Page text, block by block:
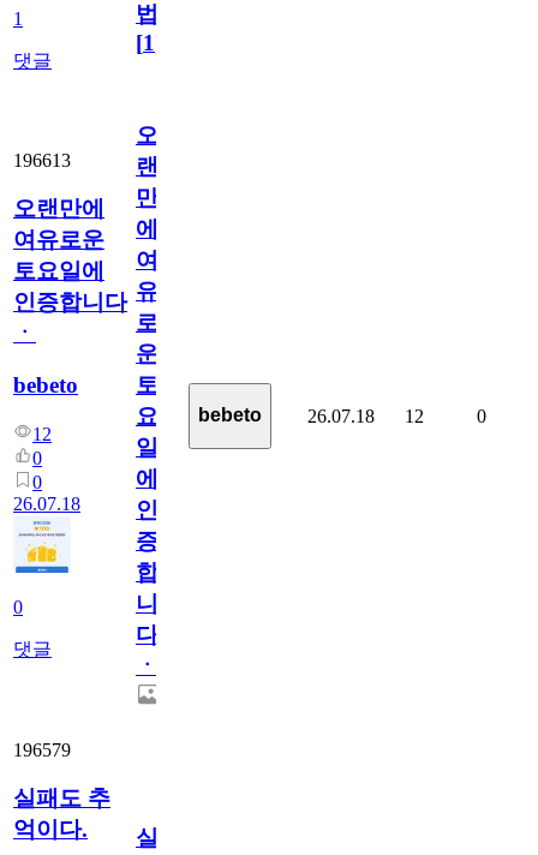
1
댓글
법
[1]
196613
오랜만에
여유로운
토요일에
인증합니다
ㆍ
bebeto
12
0
0
26.07.18
0
댓글
오
랜
만
에
여
유
로
운
토
요
일
에
인
증
합
니
다
ㆍ
bebeto 26.07.18 12 0
196579
실패도 추
억이다.
실